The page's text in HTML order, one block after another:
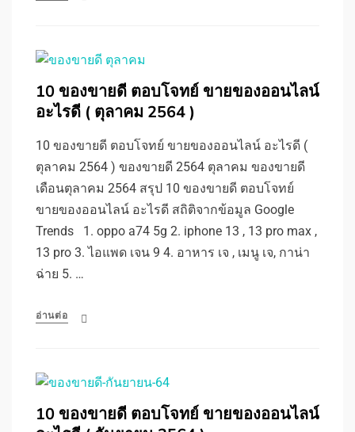
10 ของขายดี ตอบโจทย์ ขายของออนไลน์
อะไรดี ( ตุลาคม 2564 )
10 ของขายดี ตอบโจทย์ ขายของออนไลน์ อะไรดี (
ตุลาคม 2564 ) ของขายดี 2564 ตุลาคม ของขายดี
เดือนตุลาคม 2564 สรุป 10 ของขายดี ตอบโจทย์
ขายของออนไลน์ อะไรดี สถิติจากข้อมูล Google
Trends 1. oppo a74 5g 2. iphone 13 , 13 pro max ,
13 pro 3. ไอแพด เจน 9 4. อาหาร เจ , เมนู เจ, กาน่า
ฉ่าย 5. …
อ่านต่อ
10 ของขายดี ตอบโจทย์ ขายของออนไลน์